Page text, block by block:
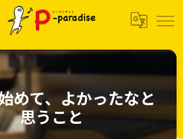
めて、よかったなと
思うこと